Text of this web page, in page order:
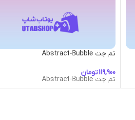
تم چت Abstract-Bubble
تومان
تم چت Abstract-Bubble